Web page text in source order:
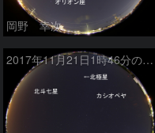
岡野 幸次
2017年11月21日1時46分の火球